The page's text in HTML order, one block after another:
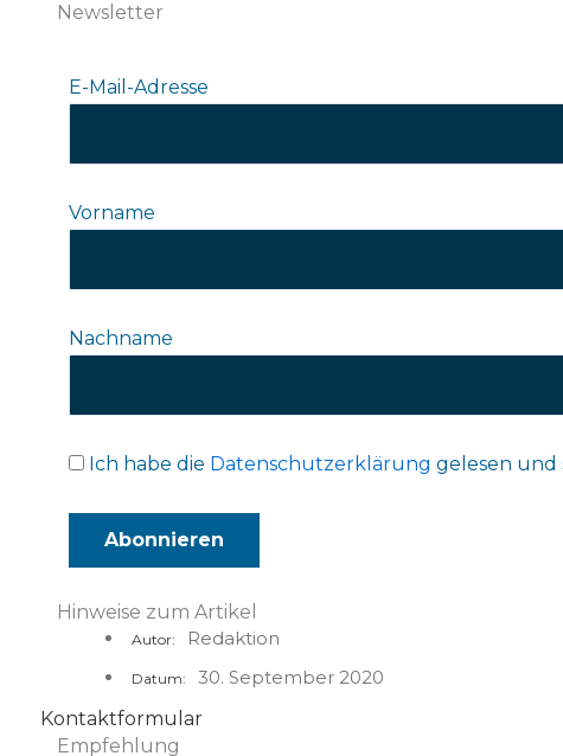
Newsletter
E-Mail-Adresse
Vorname
Nachname
Ich habe die Datenschutzerklärung gelesen und
Hinweise zum Artikel
Autor: Redaktion
Datum:
30. September 2020
Kontaktformular
Empfehlung